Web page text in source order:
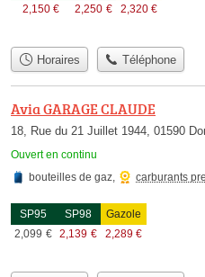
2,150 €
2,250 €
2,320 €
Horaires Téléphone
Avia GARAGE CLAUDE
18, Rue du 21 Juillet 1944, 01590
Ouvert en continu
bouteilles de gaz, carburants
SP95
2,099 €
SP98
2,139 €
Gazole
2,289 €